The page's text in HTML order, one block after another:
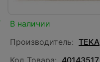
В наличии
Производитель: TEKA
Код Товара: 40143517